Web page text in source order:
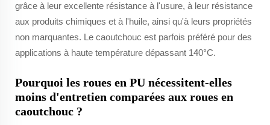
grâce à leur excellente résistance à l'usure, à leur résistance
aux produits chimiques et à l'huile, ainsi qu'à leurs propriétés
non marquantes. Le caoutchouc est parfois préféré pour des
applications à haute température dépassant 140°C.
Pourquoi les roues en PU nécessitent-elles
moins d'entretien comparées aux roues en
caoutchouc ?